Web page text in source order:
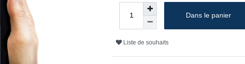
Dans le panier
Liste de souhaits